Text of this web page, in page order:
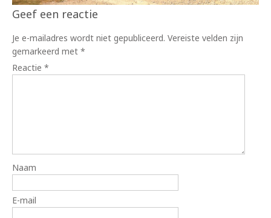
Geef een reactie
Je e-mailadres wordt niet gepubliceerd. Vereiste velden zijn
gemarkeerd met *
Reactie *
Naam
E-mail